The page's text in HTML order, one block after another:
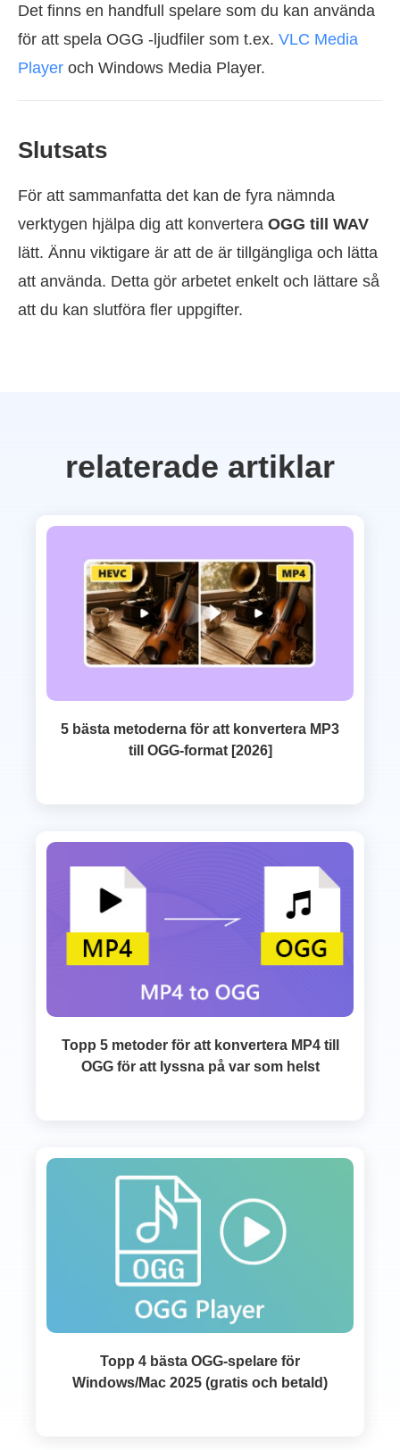
Det finns en handfull spelare som du kan använda
för att spela OGG -ljudfiler som t.ex. VLC Media
Player och Windows Media Player.
Slutsats
För att sammanfatta det kan de fyra nämnda
verktygen hjälpa dig att konvertera OGG till WAV
lätt. Ännu viktigare är att de är tillgängliga och lätta
att använda. Detta gör arbetet enkelt och lättare så
att du kan slutföra fler uppgifter.
relaterade artiklar
5 bästa metoderna för att konvertera MP3
till OGG-format [2026]
Topp 5 metoder för att konvertera MP4 till
OGG för att lyssna på var som helst
Topp 4 bästa OGG-spelare för
Windows/Mac 2025 (gratis och betald)